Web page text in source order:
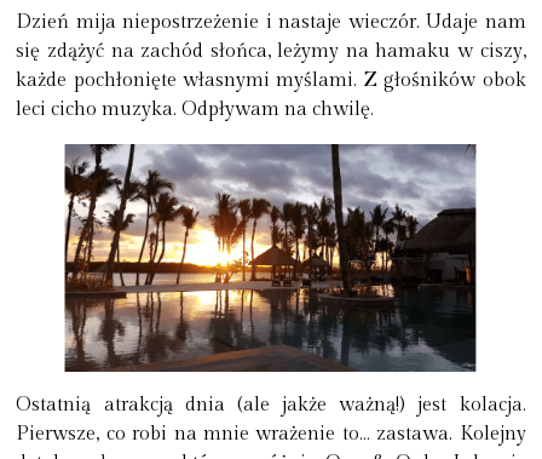
Dzień mija niepostrzeżenie i nastaje wieczór. Udaje nam
się zdążyć na zachód słońca, leżymy na hamaku w ciszy,
każde pochłonięte własnymi myślami. Z głośników obok
leci cicho muzyka. Odpływam na chwilę.
Ostatnią atrakcją dnia (ale jakże ważną!) jest kolacja.
Pierwsze, co robi na mnie wrażenie to… zastawa. Kolejny